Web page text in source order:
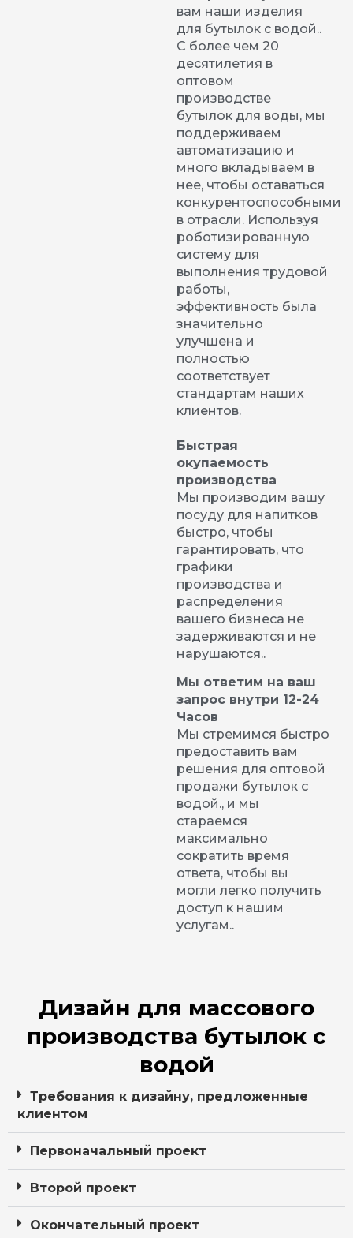
вам наши изделия
для бутылок с водой..
С более чем 20
десятилетия в
оптовом
производстве
бутылок для воды, мы
поддерживаем
автоматизацию и
много вкладываем в
нее, чтобы оставаться
конкурентоспособными
в отрасли. Используя
роботизированную
систему для
выполнения трудовой
работы,
эффективность была
значительно
улучшена и
полностью
соответствует
стандартам наших
клиентов.
Быстрая
окупаемость
производства
Мы производим вашу
посуду для напитков
быстро, чтобы
гарантировать, что
графики
производства и
распределения
вашего бизнеса не
задерживаются и не
нарушаются..
Мы ответим на ваш
запрос внутри 12-24
Часов
Мы стремимся быстро
предоставить вам
решения для оптовой
продажи бутылок с
водой., и мы
стараемся
максимально
сократить время
ответа, чтобы вы
могли легко получить
доступ к нашим
услугам..
Дизайн для массового
производства бутылок с
водой
Требования к дизайну, предложенные
клиентом
Первоначальный проект
Второй проект
Окончательный проект